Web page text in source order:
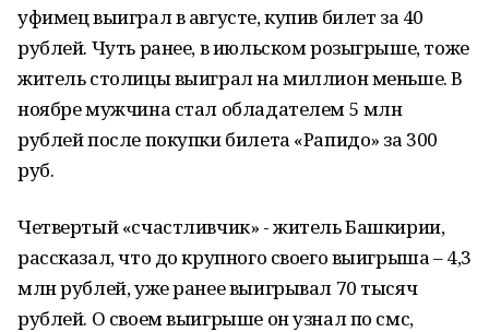
уфимец выиграл в августе, купив билет за 40
рублей. Чуть ранее, в июльском розыгрыше, тоже
житель столицы выиграл на миллион меньше. В
ноябре мужчина стал обладателем 5 млн
рублей после покупки билета «Рапидо» за 300
руб.
Четвертый «счастливчик» - житель Башкирии,
рассказал, что до крупного своего выигрыша – 4,3
млн рублей, уже ранее выигрывал 70 тысяч
рублей. О своем выигрыше он узнал по смс,